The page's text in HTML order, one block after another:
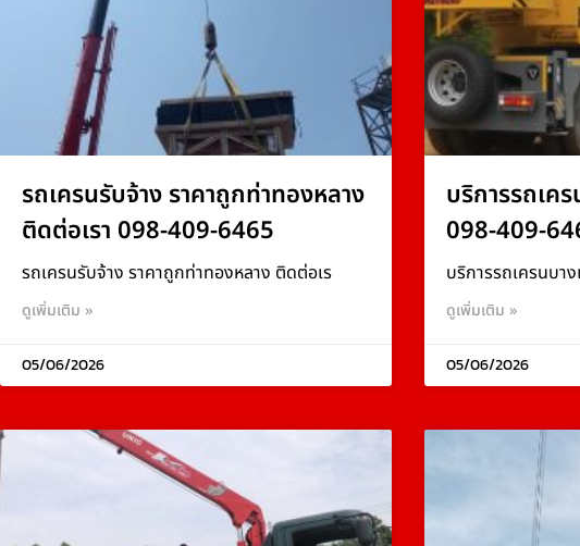
รถเครนรับจ้าง ราคาถูกท่าทองหลาง
ติดต่อเรา 098-409-6465
รถเครนรับจ้าง ราคาถูกท่าทองหลาง ติดต่อเร
ดูเพิ่มเติม »
05/06/2026
บริการรถเค
098-409-
บริการรถเครนบา
ดูเพิ่มเติม »
05/06/2026